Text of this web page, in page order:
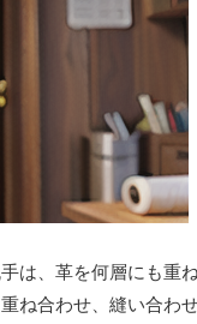
は、革を何層にも重
ね合わせ、縫い合わ